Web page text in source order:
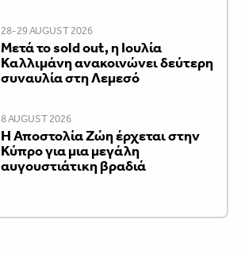
28-29 AUGUST 2026
Μετά το sold out, η Ιουλία
Καλλιμάνη ανακοινώνει δεύτερη
συναυλία στη Λεμεσό
8 AUGUST 2026
Η Αποστολία Ζώη έρχεται στην
Κύπρο για μια μεγάλη
αυγουστιάτικη βραδιά